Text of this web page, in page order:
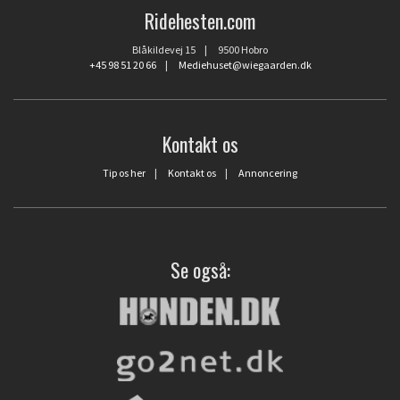
Ridehesten.com
Blåkildevej 15 | 9500 Hobro
+45 98 51 20 66| Mediehuset@wiegaarden.dk
Kontakt os
Tip os her | Kontakt os | Annoncering
Se også: